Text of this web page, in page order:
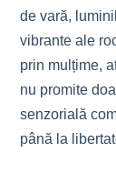
de vară,
vibrante ale
prin mulțime,
nu promite
senzorială
până la